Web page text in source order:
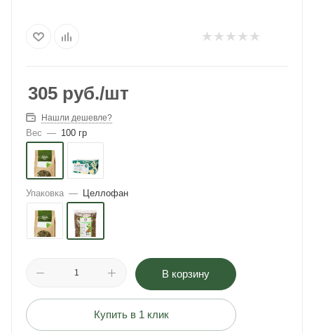
305 руб./шт
Нашли дешевле?
Вес — 100 гр
Упаковка — Целлофан
В корзину
Купить в 1 клик